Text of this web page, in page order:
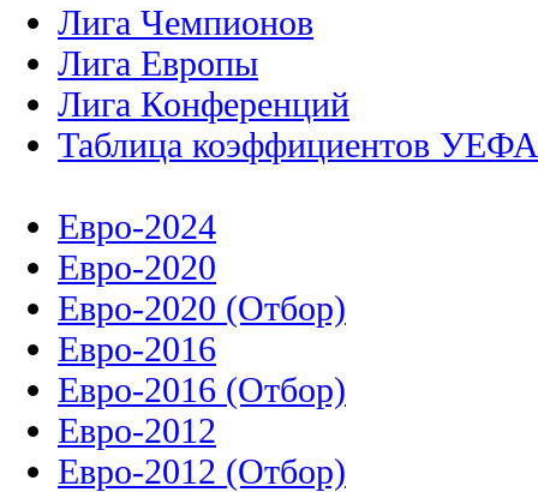
Лига Чемпионов
Лига Европы
Лига Конференций
Таблица коэффициентов УЕФА
Евро-2024
Евро-2020
Евро-2020 (Отбор)
Евро-2016
Евро-2016 (Отбор)
Евро-2012
Евро-2012 (Отбор)